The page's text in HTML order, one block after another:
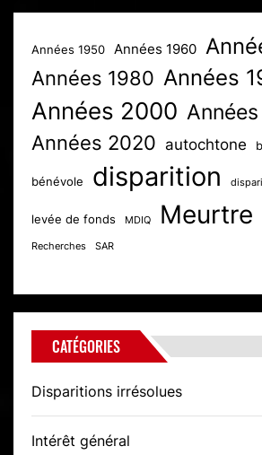
Années 1950 Années 1960
Années 1980 Années
Années 2000
Années 2020 autochtone
bénévole disparition
levée de fonds MDIQ Meurtre
Recherches SAR
CATÉGORIES
Disparitions irrésolues
Intérêt général